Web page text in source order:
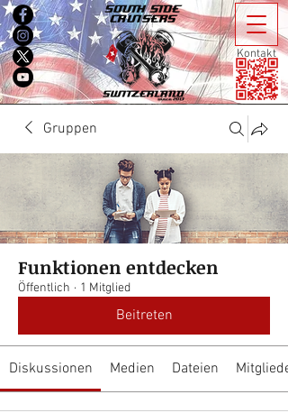
Kontakt
Gruppen
Funktionen entdecken
Öffentlich · 1 Mitglied
Beitreten
Diskussionen Medien Dateien Mitglieder